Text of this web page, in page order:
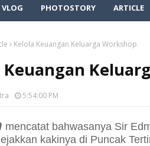
VLOG PHOTOSTORY ARTICLE
Kelola Keuangan Keluarga Workshop
Keuangan
5:54:00 PM
mencatat bahwasanya Sir
kakinya di Puncak